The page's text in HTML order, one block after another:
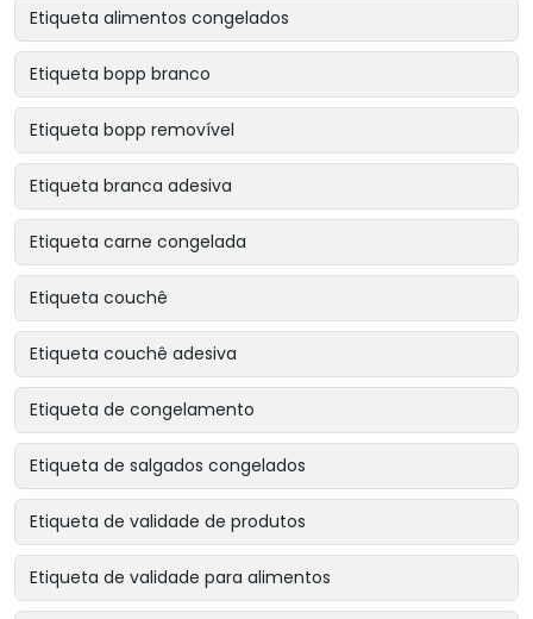
Etiqueta alimentos congelados
Etiqueta bopp branco
Etiqueta bopp removível
Etiqueta branca adesiva
Etiqueta carne congelada
Etiqueta couchê
Etiqueta couchê adesiva
Etiqueta de congelamento
Etiqueta de salgados congelados
Etiqueta de validade de produtos
Etiqueta de validade para alimentos